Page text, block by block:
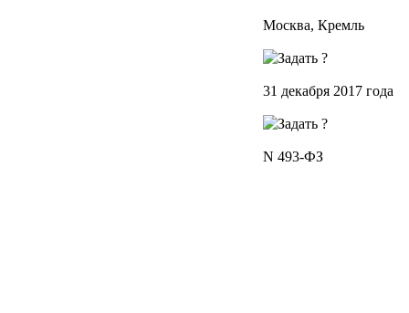
Москва, Кремль
31 декабря 2017 года
N 493-ФЗ